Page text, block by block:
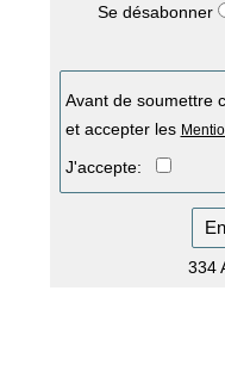
Se désabonner
Avant de soumettre
et accepter les
J'accepte:
334